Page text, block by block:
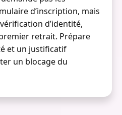
d’inscription, mais
d’identité,
retrait. Prépare
et un justificatif
un blocage du